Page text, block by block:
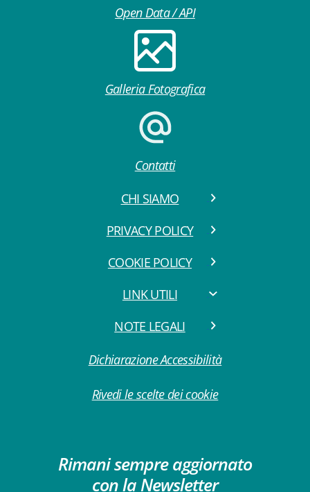
Open Data / API
Galleria Fotografica
Contatti
CHI SIAMO
PRIVACY POLICY
COOKIE POLICY
LINK UTILI
NOTE LEGALI
Dichiarazione Accessibilità
Rivedi le scelte dei cookie
Rimani sempre aggiornato
con la Newsletter